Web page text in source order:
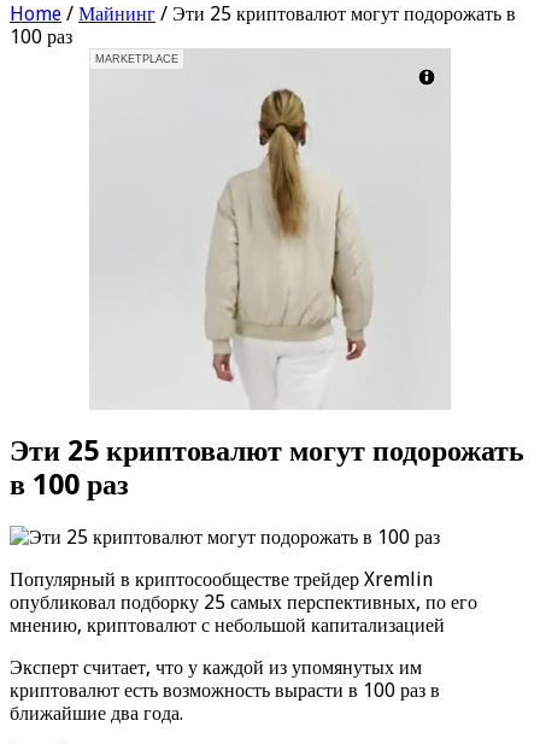
Home / Майнинг / Эти 25 криптовалют могут подорожать в
100 раз
MARKETPLACE
Эти 25 криптовалют могут подорожать
в 100 раз
Популярный в криптосообществе трейдер Xremlin
опубликовал подборку 25 самых перспективных, по его
мнению, криптовалют с небольшой капитализацией
Эксперт считает, что у каждой из упомянутых им
криптовалют есть возможность вырасти в 100 раз в
ближайшие два года.